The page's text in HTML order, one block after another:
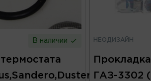
В наличии НЕОДИЗАЙН
ГАЗ-3302